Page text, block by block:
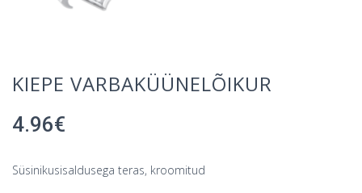
KIEPE VARBAKÜÜNELÕIKUR
4.96€
Süsinikusisaldusega teras, kroomitud